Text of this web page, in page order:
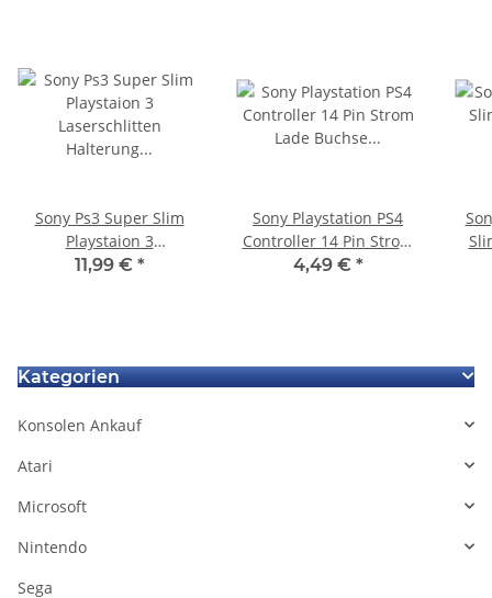
Sony Ps3 Super Slim
Playstaion 3
Laserschlitten Halterung
11,99 € *
Sony Playstation PS4
Controller 14 Pin Strom
Lade Buchse Charger
4,49 € *
Kategorien
Konsolen Ankauf
Atari
Microsoft
Nintendo
Sega